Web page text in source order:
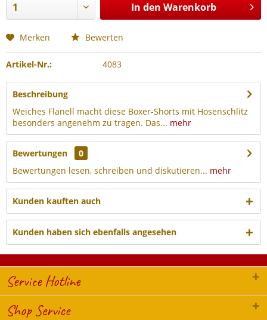
In den Warenkorb
Merken Bewerten
Artikel-Nr.: 4083
Beschreibung
Weiches Flanell macht diese Boxer-Shorts mit Hosenschlitz
besonders angenehm zu tragen. Das... mehr
Bewertungen
0
Bewertungen lesen, schreiben und diskutieren... mehr
Kunden kauften auch
Kunden haben sich ebenfalls angesehen
Service Hotline
Shop Service